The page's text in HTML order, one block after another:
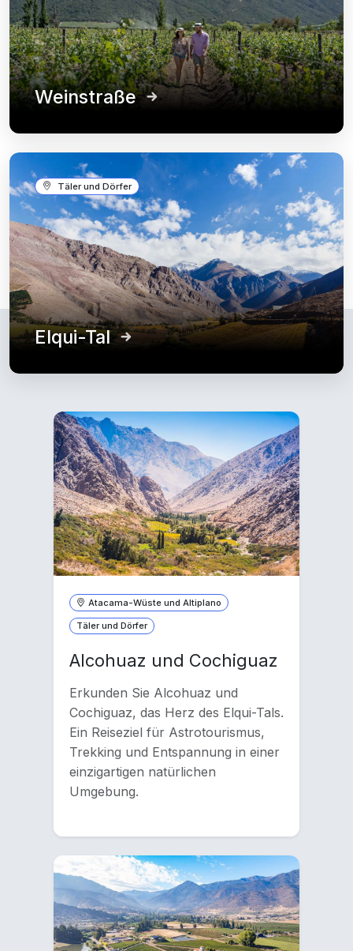
Weinstraße
Täler und Dörfer
Elqui-Tal
Atacama-Wüste und Altiplano
Täler und Dörfer
Alcohuaz und Cochiguaz
Erkunden Sie Alcohuaz und
Cochiguaz, das Herz des Elqui-Tals.
Ein Reiseziel für Astrotourismus,
Trekking und Entspannung in einer
einzigartigen natürlichen
Umgebung.